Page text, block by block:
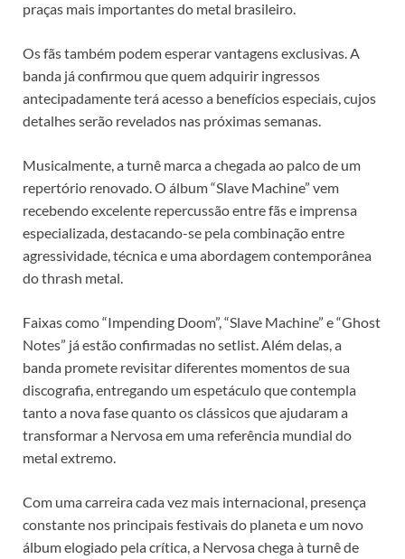
praças mais importantes do metal brasileiro.
Os fãs também podem esperar vantagens exclusivas. A
banda já confirmou que quem adquirir ingressos
antecipadamente terá acesso a benefícios especiais, cujos
detalhes serão revelados nas próximas semanas.
Musicalmente, a turnê marca a chegada ao palco de um
repertório renovado. O álbum “Slave Machine” vem
recebendo excelente repercussão entre fãs e imprensa
especializada, destacando-se pela combinação entre
agressividade, técnica e uma abordagem contemporânea
do thrash metal.
Faixas como “Impending Doom”, “Slave Machine” e “Ghost
Notes” já estão confirmadas no setlist. Além delas, a
banda promete revisitar diferentes momentos de sua
discografia, entregando um espetáculo que contempla
tanto a nova fase quanto os clássicos que ajudaram a
transformar a Nervosa em uma referência mundial do
metal extremo.
Com uma carreira cada vez mais internacional, presença
constante nos principais festivais do planeta e um novo
álbum elogiado pela crítica, a Nervosa chega à turnê de